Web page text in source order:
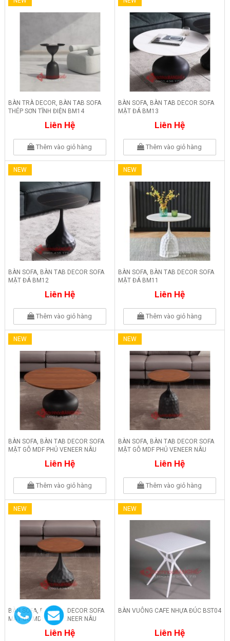
BÀN TRÀ DECOR, BÀN TAB SOFA
THÉP SƠN TĨNH ĐIỆN BM14
Liên Hệ
Thêm vào giỏ hàng
BÀN SOFA, BÀN TAB DECOR SOFA
MẶT ĐÁ BM13
Liên Hệ
Thêm vào giỏ hàng
NEW
BÀN SOFA, BÀN TAB DECOR SOFA
MẶT ĐÁ BM12
Liên Hệ
Thêm vào giỏ hàng
NEW
BÀN SOFA, BÀN TAB DECOR SOFA
MẶT ĐÁ BM11
Liên Hệ
Thêm vào giỏ hàng
NEW
BÀN SOFA, BÀN TAB DECOR SOFA
MẶT GỖ MDF PHỦ VENEER NÂU
Liên Hệ
Thêm vào giỏ hàng
NEW
BÀN SOFA, BÀN TAB DECOR SOFA
MẶT GỖ MDF PHỦ VENEER NÂU
Liên Hệ
Thêm vào giỏ hàng
NEW
BÀN SOFA, BÀN TAB DECOR SOFA
MẶT GỖ MDF PHỦ VENEER NÂU
Liên Hệ
NEW
BÀN VUÔNG CAFE NHỰA ĐÚC BST04
Liên Hệ